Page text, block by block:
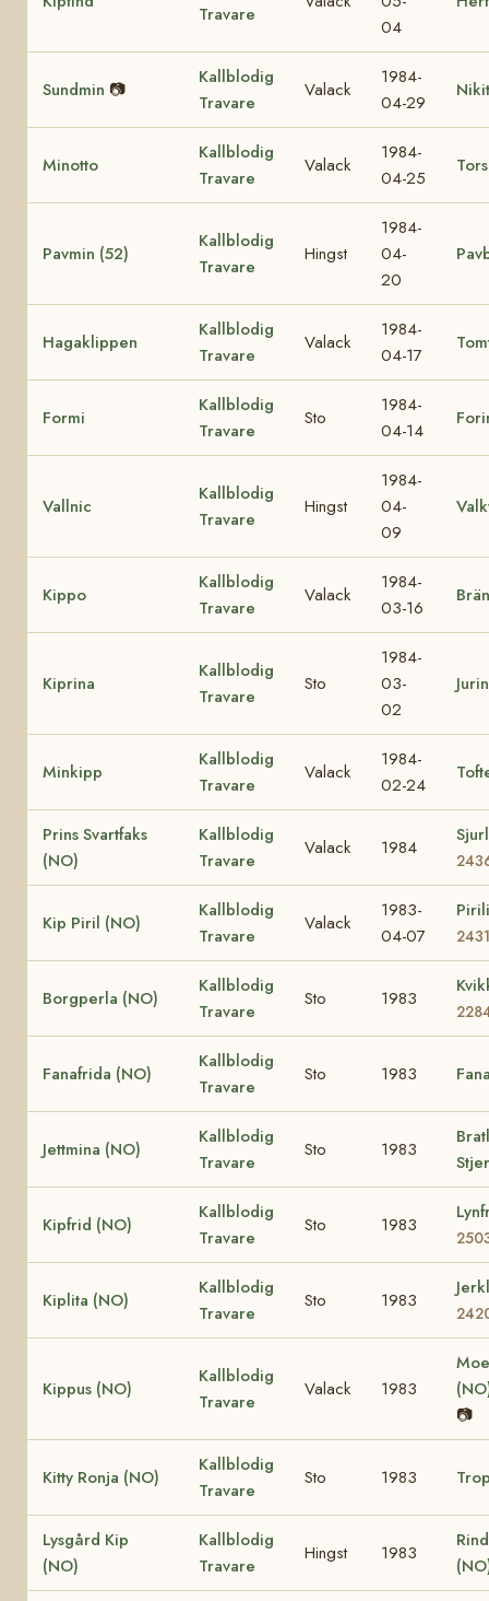
Travare
04
Sundmin 📷
Kallblodig
Travare
Valack
1984-
04-29
Minotto
Kallblodig
Travare
Valack
1984-
04-25
Pavmin (52)
Kallblodig
Travare
Hingst
1984-
04-
20
Hagaklippen
Kallblodig
Travare
Valack
1984-
04-17
Formi
Kallblodig
Travare
Sto
1984-
04-14
Vallnic
Kallblodig
Travare
Hingst
1984-
04-
09
Kippo
Kallblodig
Travare
Valack
1984-
03-16
Kiprina
Kallblodig
Travare
Sto
1984-
03-
02
Minkipp
Kallblodig
Travare
Valack
1984-
02-24
Prins Svartfaks
(NO)
Kallblodig
Travare
Valack 1984
Kip Piril (NO)
Kallblodig
Travare
Valack
1983-
04-07
Borgperla (NO)
Kallblodig
Travare
Sto 1983
Fanafrida (NO)
Kallblodig
Travare
Sto 1983
Jettmina (NO)
Kallblodig
Travare
Sto 1983
Kipfrid (NO)
Kallblodig
Travare
Sto 1983
Kiplita (NO)
Kallblodig
Travare
Sto 1983
Kippus (NO)
Kallblodig
Travare
Valack 1983
📷
Kitty Ronja (NO)
Kallblodig
Travare
Sto 1983
Lysgård Kip
(NO)
Kallblodig
Travare
Hingst 1983